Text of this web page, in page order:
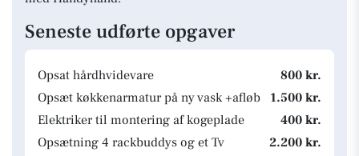
Seneste udførte opgaver
Opsat hårdhvidevare
800 kr.
Opsæt køkkenarmatur på ny vask +afløb
1.500 kr.
Elektriker til montering af kogeplade
400 kr.
Opsætning 4 rackbuddys og et Tv
2.200 kr.